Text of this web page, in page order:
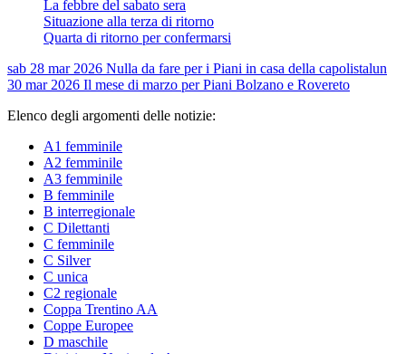
La febbre del sabato sera
Situazione alla terza di ritorno
Quarta di ritorno per confermarsi
sab 28 mar 2026 Nulla da fare per i Piani in casa della capolistalun
30 mar 2026 Il mese di marzo per Piani Bolzano e Rovereto
Elenco degli argomenti delle notizie:
A1 femminile
A2 femminile
A3 femminile
B femminile
B interregionale
C Dilettanti
C femminile
C Silver
C unica
C2 regionale
Coppa Trentino AA
Coppe Europee
D maschile